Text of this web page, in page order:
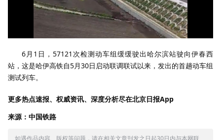
6月1日，57121次检测动车组缓缓驶出哈尔滨站驶向伊春西
站，这是哈伊高铁自5月30日启动联调联试以来，发出的首趟动车组
测试列车。
更多热点速报、权威资讯、深度分析尽在北京日报App
来源：中国铁路
如遇作品内容、版权等问题，请在相关文章刊发之日起30日内与本网联